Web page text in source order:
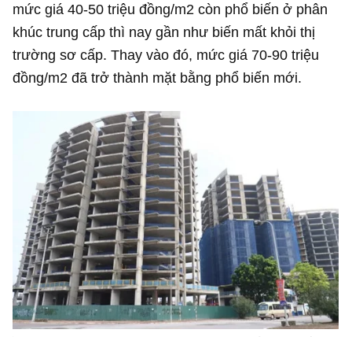
mức giá 40-50 triệu đồng/m2 còn phổ biến ở phân
khúc trung cấp thì nay gần như biến mất khỏi thị
trường sơ cấp. Thay vào đó, mức giá 70-90 triệu
đồng/m2 đã trở thành mặt bằng phổ biến mới.